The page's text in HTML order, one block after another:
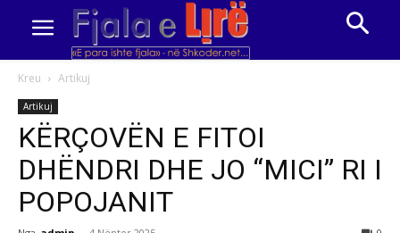
Kreu Artikuj
Artikuj
KËRÇOVËN E FITOI
DHËNDRI DHE JO “MICI” RI I
POPOJANIT